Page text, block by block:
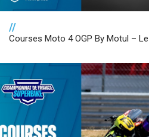
//
Courses Moto 4 OGP By Motul –